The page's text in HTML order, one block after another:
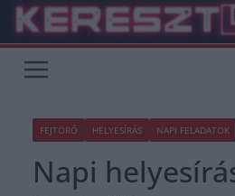
Skip
content
FEJTÖRŐ HELYESÍRÁS NAPI FELADATOK
Napi